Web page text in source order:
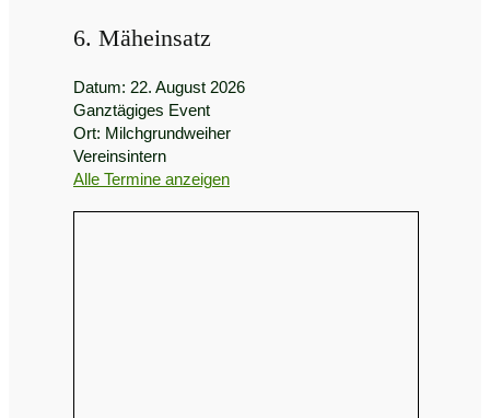
6. Mäheinsatz
Datum: 22. August 2026
Ganztägiges Event
Ort: Milchgrundweiher
Vereinsintern
Alle Termine anzeigen